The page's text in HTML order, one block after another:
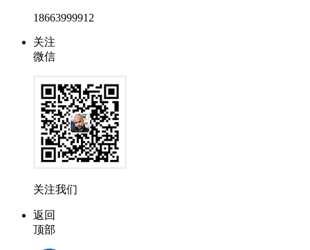
18663999912
关注
微信
关注我们
返回
顶部